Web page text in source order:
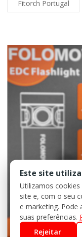
Fitorch Portugal
Este site
Utilizamos
site e, com o seu
e marketing. Pode
suas preferências.
Rejeitar